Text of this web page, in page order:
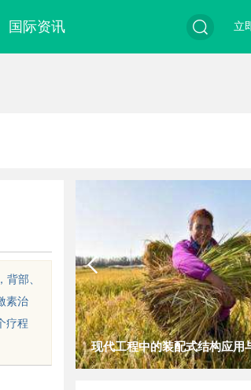
国际资讯 立
部、
素治
疗程
现代工程中的装配式结构应用